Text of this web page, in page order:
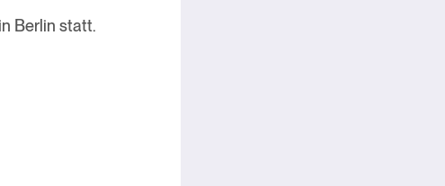
Berlin statt.